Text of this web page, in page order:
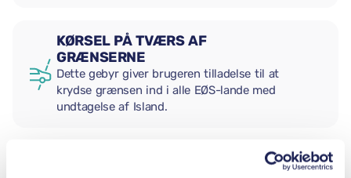
KØRSEL PÅ TVÆRS AF
GRÆNSERNE
Dette gebyr giver brugeren tilladelse til at
krydse grænsen ind i alle EØS-lande med
undtagelse af Island.